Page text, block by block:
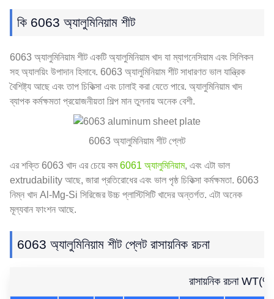
কি 6063 অ্যালুমিনিয়াম শীট
6063 অ্যালুমিনিয়াম শীট একটি অ্যালুমিনিয়াম খাদ যা ম্যাগনেসিয়াম এবং সিলিকন
সহ অ্যালয়িং উপাদান হিসাবে. 6063 অ্যালুমিনিয়াম শীট সাধারণত ভাল যান্ত্রিক
বৈশিষ্ট্য আছে এবং তাপ চিকিত্সা এবং ঢালাই করা যেতে পারে. অ্যালুমিনিয়াম খাদ
ব্যাপক কর্মক্ষমতা প্রয়োজনীয়তা শিল্প মান তুলনায় অনেক বেশী.
6063 অ্যালুমিনিয়াম শীট প্লেট
এর শক্তি 6063 খাদ এর চেয়ে কম6061 অ্যালুমিনিয়াম, এবং এটা ভাল
extrudability আছে, জারা প্রতিরোধের এবং ভাল পৃষ্ঠ চিকিত্সা কর্মক্ষমতা. 6063
নিম্ন খাদ Al-Mg-Si সিরিজের উচ্চ প্লাস্টিসিটি খাদের অন্তর্গত. এটা অনেক
মূল্যবান ফাংশন আছে.
6063 অ্যালুমিনিয়াম শীট প্লেট রাসায়নিক রচনা
রাসায়নিক রচনা